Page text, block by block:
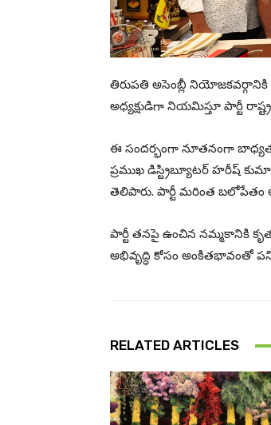
తిరుపతి అసెంబ్లీ నియోజకవర్గానికి
అధ్యక్షుడిగా నియమిస్తూ పార్టీ
ఈ సందర్భంగా నూతనంగా
ప్రముఖ డిస్ట్రిబ్యూటర్ హరీష్
తెలిపారు. పార్టీ మరింత బలోపేతం
పార్టీ తనపై ఉంచిన నమ్మకానికి
అభివృద్ధి కోసం అంకితభావంతో
RELATED ARTICLES